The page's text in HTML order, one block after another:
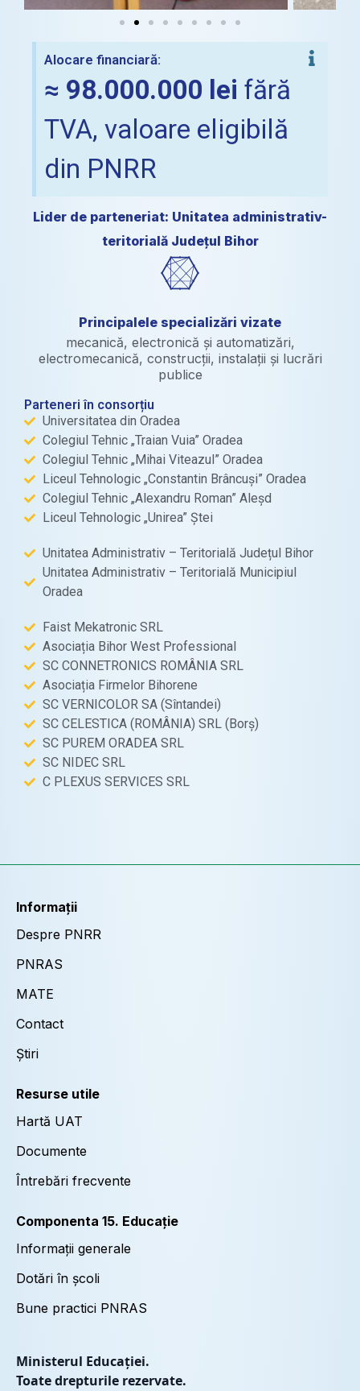
Alocare financiară:
≈ 98.000.000 lei fără
TVA, valoare eligibilă
din PNRR
Lider de parteneriat: Unitatea administrativ-
teritorială Județul Bihor
Principalele specializări vizate
mecanică, electronică și automatizări,
electromecanică, construcții, instalații și lucrări
publice
Parteneri în consorțiu
Universitatea din Oradea
Colegiul Tehnic „Traian Vuia” Oradea
Colegiul Tehnic „Mihai Viteazul” Oradea
Liceul Tehnologic „Constantin Brâncuși” Oradea
Colegiul Tehnic „Alexandru Roman” Aleșd
Liceul Tehnologic „Unirea” Ștei
Unitatea Administrativ – Teritorială Județul Bihor
Unitatea Administrativ – Teritorială Municipiul
Oradea
Faist Mekatronic SRL
Asociația Bihor West Professional
SC CONNETRONICS ROMÂNIA SRL
Asociația Firmelor Bihorene
SC VERNICOLOR SA (Sîntandei)
SC CELESTICA (ROMÂNIA) SRL (Borș)
SC PUREM ORADEA SRL
SC NIDEC SRL
C PLEXUS SERVICES SRL
Informații
Despre PNRR
PNRAS
MATE
Contact
Știri
Resurse utile
Hartă UAT
Documente
Întrebări frecvente
Componenta 15. Educație
Informații generale
Dotări în școli
Bune practici PNRAS
Ministerul Educației.
Toate drepturile rezervate.